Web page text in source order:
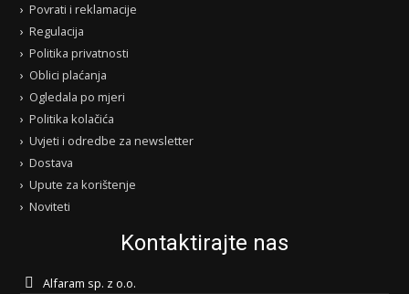
Povrati i reklamacije
Regulacija
Politika privatnosti
Oblici plaćanja
Ogledala po mjeri
Politika kolačića
Uvjeti i odredbe za newsletter
Dostava
Upute za korištenje
Noviteti
Kontaktirajte nas
Alfaram sp. z o.o.